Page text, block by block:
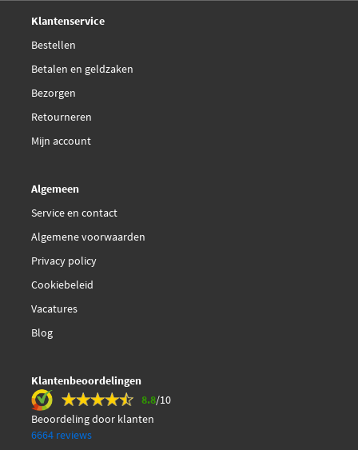
Klantenservice
Bestellen
Betalen en geldzaken
Bezorgen
Retourneren
Mijn account
Algemeen
Service en contact
Algemene voorwaarden
Privacy policy
Cookiebeleid
Vacatures
Blog
Klantenbeoordelingen
8.8/10
Beoordeling door klanten
6664 reviews